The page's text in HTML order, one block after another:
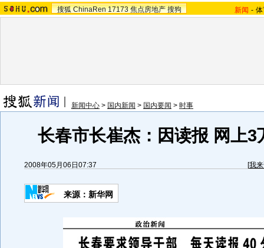
搜狐 ChinaRen 17173 焦点房地产 搜狗 新闻 -
新闻中心 > 国内新闻 > 国内要闻 > 时事
长春市长崔杰：因读报 网上3
2008年05月06日07:37 [我
来源：新华网